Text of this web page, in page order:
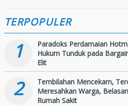
Riau
TERPOPULER
1
Paradoks Perdamaian
Hukum Tunduk pada
Elit
2
Tembilahan Mencekam,
Meresahkan Warga,
Rumah Sakit